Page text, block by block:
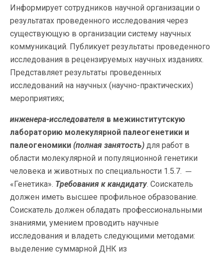
Информирует сотрудников научной организации о
результатах проведенного исследования через
существующую в организации систему научных
коммуникаций. Публикует результаты проведенного
исследования в рецензируемых научных изданиях.
Представляет результаты проведенных
исследований на научных (научно-практических)
мероприятиях;
инженера-исследователя в межинститутскую
лабораторию молекулярной палеогенетики и
палеогеномики (полная занятость) для работ в
области молекулярной и популяционной генетики
человека и животных по специальности 1.5.7. ─
«Генетика». Требования к кандидату. Соискатель
должен иметь высшее профильное образование.
Соискатель должен обладать профессиональными
знаниями, умением проводить научные
исследования и владеть следующими методами:
выделение суммарной ДНК из